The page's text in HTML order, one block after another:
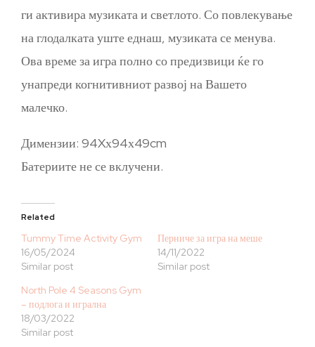
ги активира музиката и светлото. Со повлекување
на глодалката уште еднаш, музиката се менува.
Ова време за игра полно со предизвици ќе го
унапреди когнитивниот развој на Вашето
малечко.
Димензии: 94Xх94х49cm
Батериите не се вклучени.
Related
Tummy Time Activity Gym
16/05/2024
Similar post
Перниче за игра на меше
14/11/2022
Similar post
North Pole 4 Seasons Gym
– подлога и игрална
18/03/2022
Similar post